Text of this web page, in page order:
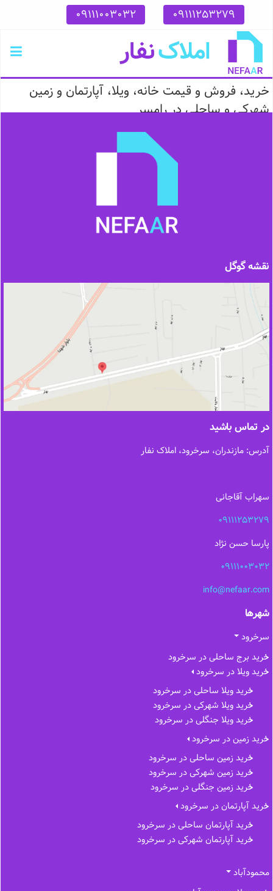
09111253279
09111003032
خرید، فروش و قیمت خانه، ویلا، آپارتمان و زمین
شهرکی و ساحلی در رامسر
نقشه گوگل
در تماس باشید
آدرس: مازندران، سرخرود، املاک نفار
سهراب آقاجانی
09111253279
پارسا حسن نژاد
09111003032
info@nefaar.com
شهرها
سرخرود
خرید برج ساحلی در سرخرود
خرید ویلا در سرخرود
خرید ویلا ساحلی در سرخرود
خرید ویلا شهرکی در سرخرود
خرید ویلا جنگلی در سرخرود
خرید زمین در سرخرود
خرید زمین ساحلی در سرخرود
خرید زمین شهرکی در سرخرود
خرید زمین جنگلی در سرخرود
خرید آپارتمان در سرخرود
خرید آپارتمان ساحلی در سرخرود
خرید آپارتمان شهرکی در سرخرود
محمودآباد